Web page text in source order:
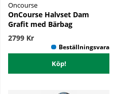
Oncourse
OnCourse Halvset Dam
Grafit med Bärbag
2799 Kr
Köp!